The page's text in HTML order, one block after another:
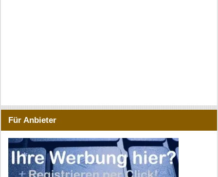
Für Anbieter